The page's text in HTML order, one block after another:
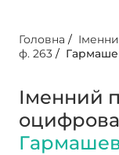
Головна /
ф. 263 /
Іменний